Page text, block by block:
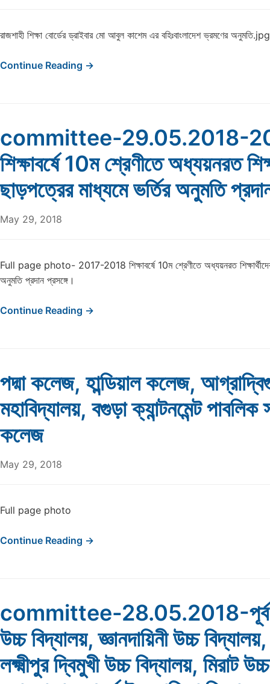
রাজশাহী শিক্ষা বোর্ডের ড্রাইবার মো আবুল কাশেম এর বহিঃবাংলাদেশ ভ্রমণের অনুমতি.jpg
Continue Reading →
committee-29.05.2018-
শিক্ষাবর্ষে 10ম শ্রেণীতে অধ্যয়নরত
ছাড়পত্রের মাধ্যমে ভর্তির অনুমতি
May 29, 2018
Full page photo- 2017-2018 শিক্ষাবর্ষে 10ম শ্রেণীতে অধ্যয়নরত শিক্ষার্থীদের
অনুমতি প্রদান প্রসঙ্গে।
Continue Reading →
পদ্মা কলেজ, হান্ডিয়াল কলেজ,
মহাবিদ্যালয়, বগুড়া ক্যান্টনমেন্ট
কলেজ
May 29, 2018
Full page photo
Continue Reading →
committee-28.05.2018-পূর্ব
উচ্চ বিদ্যালয়, জ্ঞানদায়িনী উচ্চ বিদ্যালয়,
লক্ষ্মীপুর দ্বিমুখী উচ্চ বিদ্যালয়, মিরাট